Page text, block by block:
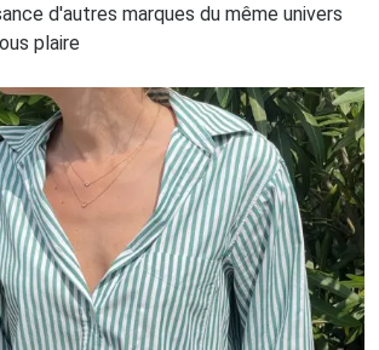
d'autres marques du même univers
plaire